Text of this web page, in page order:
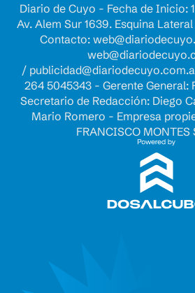
Diario de Cuyo - Fecha de Inicio:
Av. Alem Sur 1639. Esquina
Contacto:
/
264 5045343 - Gerente General:
Secretario de Redacción: Diego
Mario Romero - Empresa
FRANCISCO MONTES